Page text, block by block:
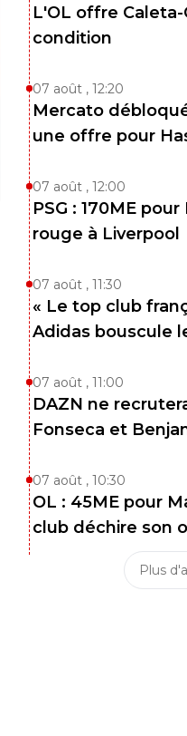
L'OL offre
condition
07 août , 12:20
Mercato
une offre pour
07 août , 12:00
PSG : 170ME
rouge à Liverpool
07 août , 11:30
« Le top club
Adidas bouscule
07 août , 11:00
DAZN ne
Fonseca et
07 août , 10:30
OL : 45ME pour
club déchire son
Plus